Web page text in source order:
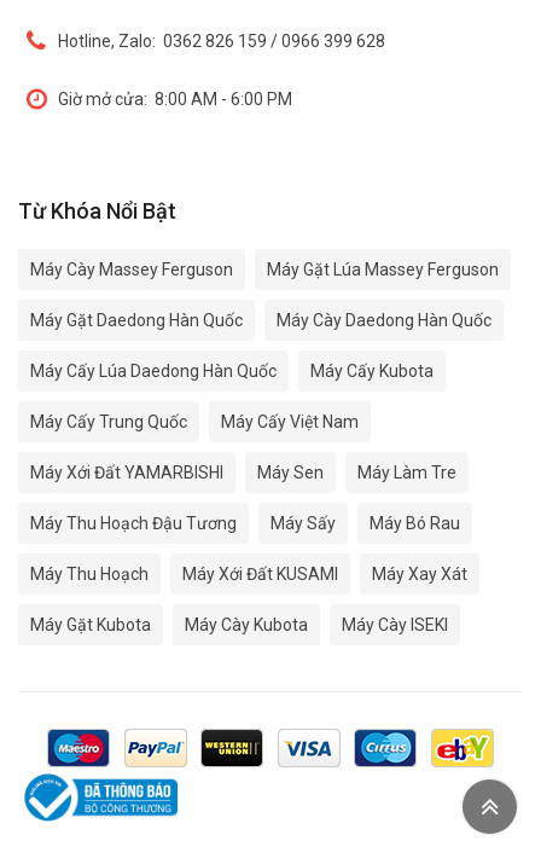
Hotline, Zalo: 0362 826 159 / 0966 399 628
Giờ mở cửa: 8:00 AM - 6:00 PM
Từ Khóa Nổi Bật
Máy Cày Massey Ferguson Máy Gặt Lúa Massey Ferguson
Máy Gặt Daedong Hàn Quốc Máy Cày Daedong Hàn Quốc
Máy Cấy Lúa Daedong Hàn Quốc Máy Cấy Kubota
Máy Cấy Trung Quốc Máy Cấy Việt Nam
Máy Xới Đất YAMARBISHI Máy Sen Máy Làm Tre
Máy Thu Hoạch Đậu Tương Máy Sấy Máy Bó Rau
Máy Thu Hoạch Máy Xới Đất KUSAMI Máy Xay Xát
Máy Gặt Kubota Máy Cày Kubota Máy Cày ISEKI